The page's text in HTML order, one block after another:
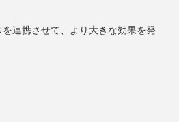
連携させて、より大きな効果を発